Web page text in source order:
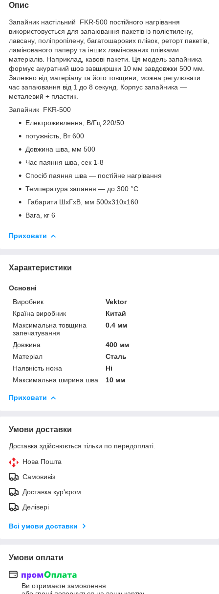
Опис
Запайник настільний FKR-500 постійного нагрівання
використовується для запаювання пакетів із поліетилену,
лавсану, поліпропілену, багатошарових плівок, реторт пакетів,
ламінованого паперу та інших ламінованих плівками
матеріалів. Наприклад, кавові пакети. Ця модель запайника
формує акуратний шов завширшки 10 мм завдовжки 500 мм.
Залежно від матеріалу та його товщини, можна регулювати
час запаювання від 1 до 8 секунд. Корпус запайника —
металевий + пластик.
Запайник FKR-500
Електроживлення, В/Гц 220/50
потужність, Вт 600
Довжина шва, мм 500
Час паяння шва, сек 1-8
Спосіб паяння шва — постійне нагрівання
Температура запання — до 300 °C
Габарити ШхГхВ, мм 500х310х160
Вага, кг 6
Приховати
Характеристики
Основні
Виробник
Vektor
Країна виробник
Китай
Максимальна товщина
запечатування
0.4 мм
Довжина
400 мм
Матеріал
Сталь
Наявність ножа
Ні
Максимальна ширина шва
10 мм
Приховати
Умови доставки
Доставка здійснюється тільки по передоплаті.
Нова Пошта
Самовивіз
Доставка кур'єром
Делівері
Всі умови доставки
Умови оплати
Ви отримаєте замовлення